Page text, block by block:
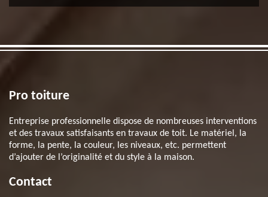
Pro toiture
Entreprise professionnelle dispose de nombreuses interventions
et des travaux satisfaisants en travaux de toit. Le matériel, la
forme, la pente, la couleur, les niveaux, etc. permettent
d’ajouter de l’originalité et du style à la maison.
Contact